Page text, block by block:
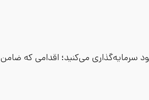
می‌کنید؛ اقدامی که ضامن